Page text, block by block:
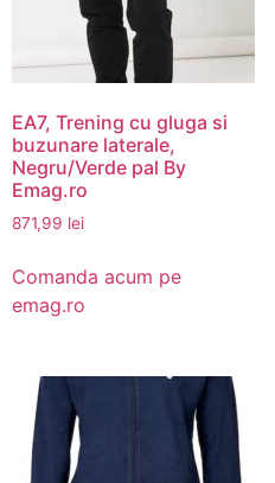
EA7, Trening cu gluga si
buzunare laterale,
Negru/Verde pal By
Emag.ro
871,99 lei
Comanda acum pe
emag.ro